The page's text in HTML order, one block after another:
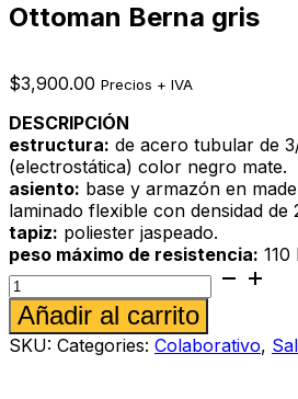
Ottoman Berna gris
$3,900.00 Precios + IVA
DESCRIPCIÓN
estructura: de acero tubular de
(electrostática) color negro mate.
asiento: base y armazón en
laminado flexible con densidad de
tapiz: poliester jaspeado.
peso máximo de resistencia:
Ottoman
Berna
gris
cantidad
Añadir al carrito
SKU: Categories: Colaborativo,